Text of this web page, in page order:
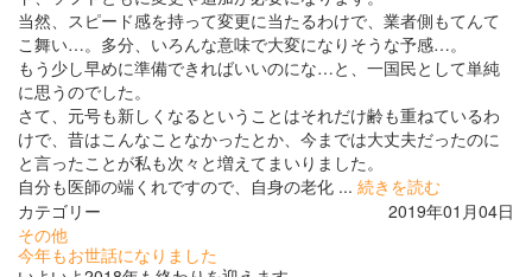
当然、スピード感を持って変更に当たるわけで、業者側もてんて
こ舞い…。多分、いろんな意味で大変になりそうな予感…。
もう少し早めに準備できればいいのにな…と、一国民として単純
に思うのでした。
さて、元号も新しくなるということはそれだけ齢も重ねているわ
けで、昔はこんなことなかったとか、今までは大丈夫だったのに
と言ったことが私も次々と増えてまいりました。
自分も医師の端くれですので、自身の老化 ... 続きを読む
カテゴリー
その他
2019年01月04日
今年もお世話になりました